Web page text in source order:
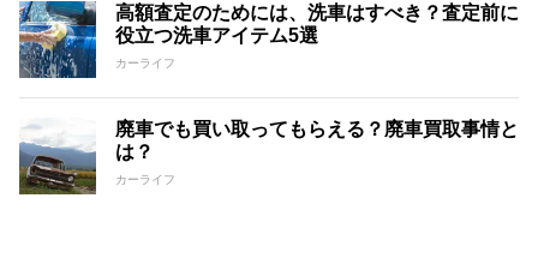
高額査定のためには、洗車はすべき？査定前に
役立つ洗車アイテム5選
カーライフ
廃車でも買い取ってもらえる？廃車買取事情と
は？
カーライフ